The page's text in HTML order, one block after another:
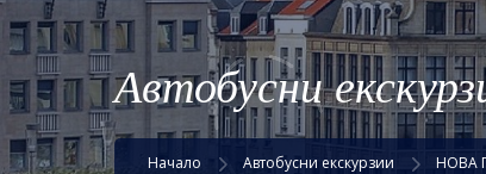
Автобусни
Начало Автобусни екскурзии НОВА